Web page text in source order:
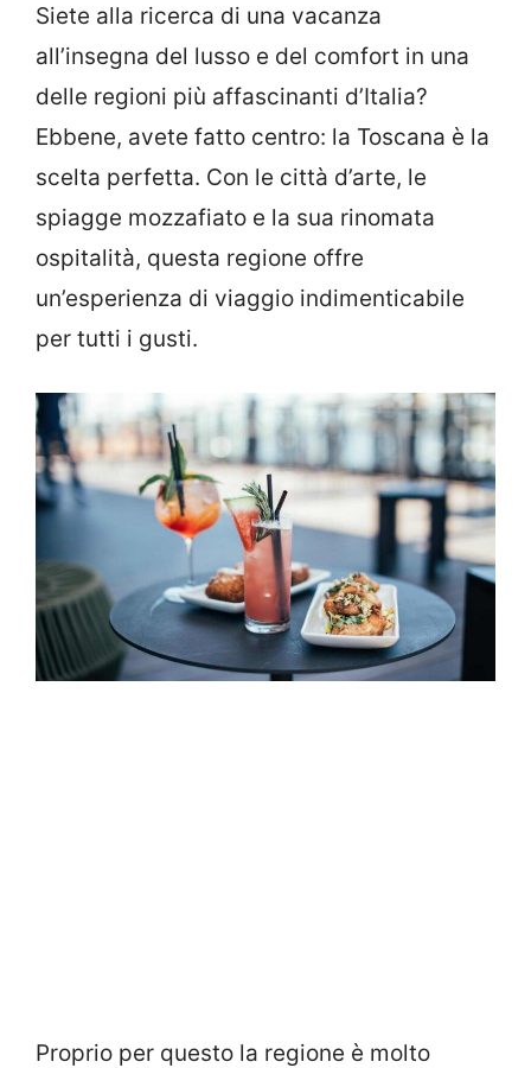
Siete alla ricerca di una vacanza
all’insegna del lusso e del comfort in una
delle regioni più affascinanti d’Italia?
Ebbene, avete fatto centro: la Toscana è la
scelta perfetta. Con le città d’arte, le
spiagge mozzafiato e la sua rinomata
ospitalità, questa regione offre
un’esperienza di viaggio indimenticabile
per tutti i gusti.
Proprio per questo la regione è molto